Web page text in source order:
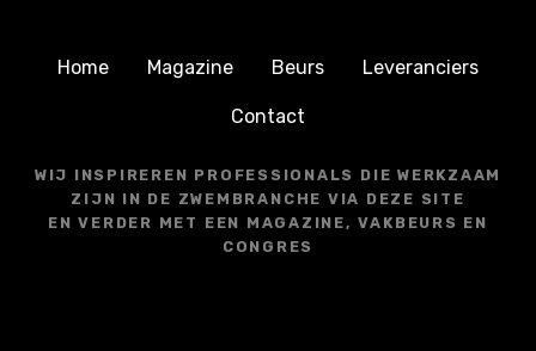
Home Magazine Beurs Leveranciers
Contact
WIJ INSPIREREN PROFESSIONALS DIE WERKZAAM
ZIJN IN DE ZWEMBRANCHE VIA DEZE SITE
EN VERDER MET EEN MAGAZINE, VAKBEURS EN
CONGRES